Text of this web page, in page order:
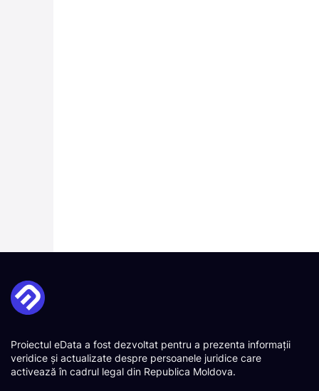
Proiectul eData a fost dezvoltat pentru a prezenta informații
veridice și actualizate despre persoanele juridice care
activează în cadrul legal din Republica Moldova.